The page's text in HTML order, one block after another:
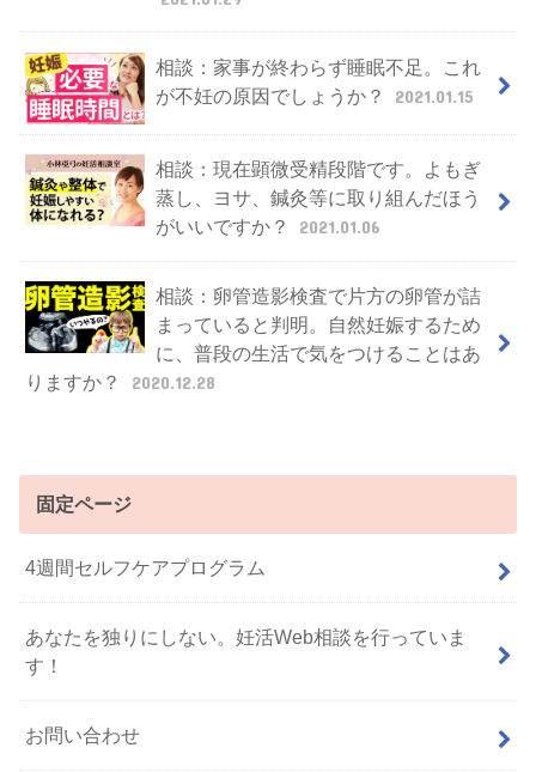
相談：家事が終わらず睡眠不足。これ
が不妊の原因でしょうか？
2021.01.15
相談：現在顕微受精段階です。よもぎ
蒸し、ヨサ、鍼灸等に取り組んだほう
がいいですか？
2021.01.06
相談：卵管造影検査で片方の卵管が詰
まっていると判明。自然妊娠するため
に、普段の生活で気をつけることはあ
りますか？
2020.12.28
固定ページ
4週間セルフケアプログラム
あなたを独りにしない。妊活Web相談を行っていま
す！
お問い合わせ